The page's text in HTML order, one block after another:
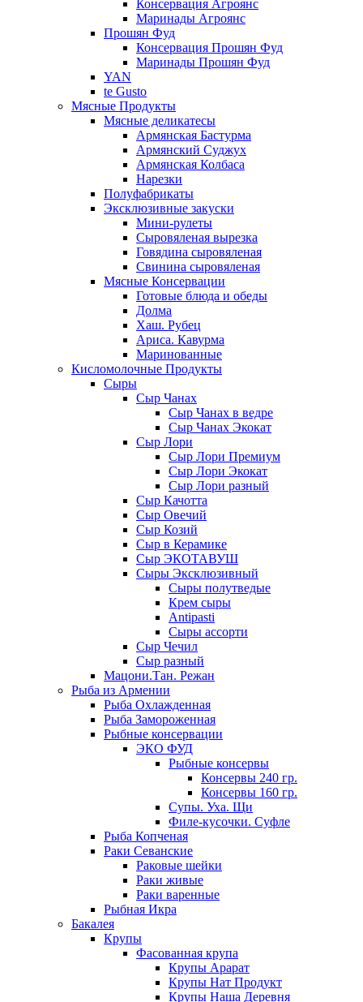
Консервация Агроянс
Маринады Агроянс
Прошян Фуд
Консервация Прошян Фуд
Маринады Прошян Фуд
YAN
te Gusto
Мясные Продукты
Мясные деликатесы
Армянская Бастурма
Армянский Суджух
Армянская Колбаса
Нарезки
Полуфабрикаты
Эксклюзивные закуски
Мини-рулеты
Сыровяленая вырезка
Говядина сыровяленая
Свинина сыровяленая
Мясные Консервации
Готовые блюда и обеды
Долма
Хаш. Рубец
Ариса. Кавурма
Маринованные
Кисломолочные Продукты
Сыры
Сыр Чанах
Сыр Чанах в ведре
Сыр Чанах Экокат
Сыр Лори
Сыр Лори Премиум
Сыр Лори Экокат
Сыр Лори разный
Сыр Качотта
Сыр Овечий
Сыр Козий
Сыр в Керамике
Сыр ЭКОТАВУШ
Сыры Эксклюзивный
Сыры полутведые
Крем сыры
Antipasti
Сыры ассорти
Сыр Чечил
Сыр разный
Мацони.Тан. Режан
Рыба из Армении
Рыба Охлажденная
Рыба Замороженная
Рыбные консервации
ЭКО ФУД
Рыбные консервы
Консервы 240 гр.
Консервы 160 гр.
Супы. Уха. Щи
Филе-кусочки. Суфле
Рыба Копченая
Раки Севанские
Раковые шейки
Раки живые
Раки варенные
Рыбная Икра
Бакалея
Крупы
Фасованная крупа
Крупы Арарат
Крупы Нат Продукт
Крупы Наша Деревня